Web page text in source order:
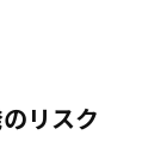
リスク